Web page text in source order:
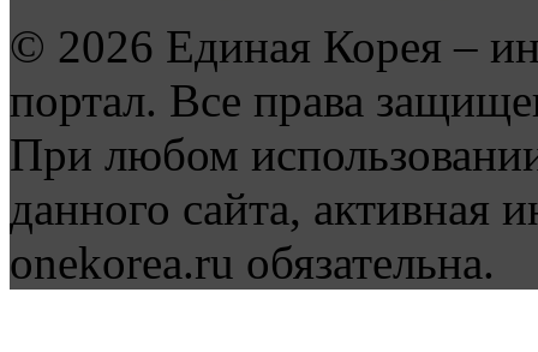
© 2026 Единая Корея –
портал. Все права
При любом
данного сайта, активная
onekorea.ru обязательна.